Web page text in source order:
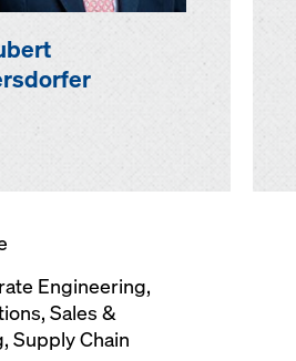
Engineering,
Sales &
Supply Chain